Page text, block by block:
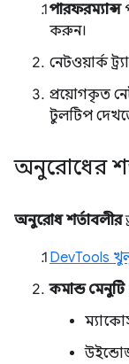
পারফরম্যান্স
করুন।
নেটওয়ার্ক
প্রয়োগকৃত
টুলটিপ
অনুরোধের
অনুরোধ শর্তাবলীর
DevTools
কমান্ড মেনুটি